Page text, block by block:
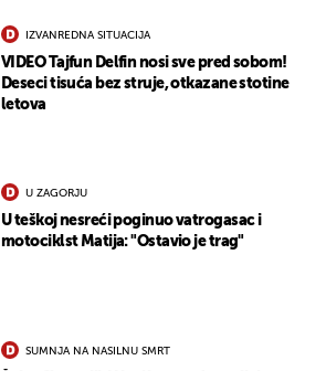
IZVANREDNA SITUACIJA
VIDEO Tajfun Delfin nosi sve pred sobom!
Deseci tisuća bez struje, otkazane stotine
letova
U ZAGORJU
U teškoj nesreći poginuo vatrogasac i
motociklst Matija: "Ostavio je trag"
SUMNJA NA NASILNU SMRT